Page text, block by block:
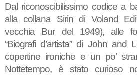
Dal riconoscibilissimo codice a
alla collana Sirin di Voland
vecchia Bur del 1949), alle
“Biografi d’artista” di John and
copertine ironiche e un po’
Nottetempo, è stato curioso